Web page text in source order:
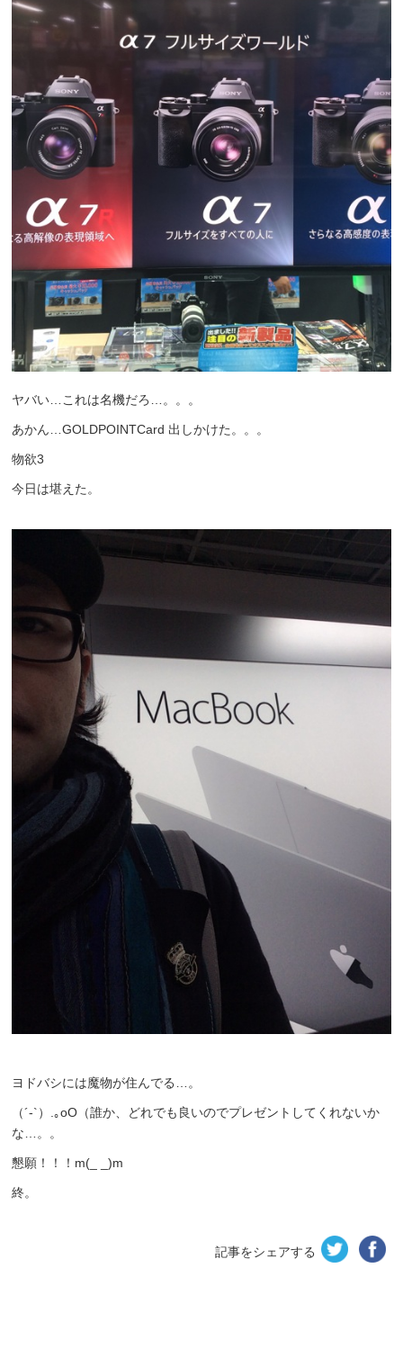
ヤバい…これは名機だろ…。。。
あかん…GOLDPOINTCard 出しかけた。。。
物欲3
今日は堪えた。
ヨドバシには魔物が住んでる…。
（´-`）.｡oO（誰か、どれでも良いのでプレゼントしてくれないか
な…。。
懇願！！！m(_ _)m
終。
記事をシェアする